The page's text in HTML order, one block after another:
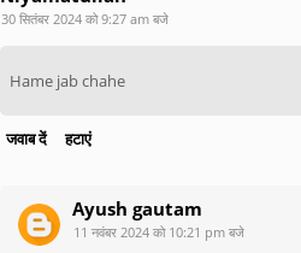
30 सितंबर 2024 को 9:27 am बजे
Hame jab chahe
जवाब दें हटाएं
Ayush gautam
11 नवंबर 2024 को 10:21 pm बजे